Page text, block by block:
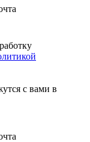
с вами в